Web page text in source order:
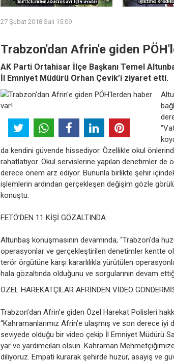
27 Şubat 2018 Salı 15:09
Trabzon'dan Afrin'e giden
AK Parti Ortahisar İlçe Başkanı Temel
İl Emniyet Müdürü Orhan Çevik’i ziyaret etti.
da kendini güvende hissediyor. Özellikle okul
rahatlatıyor. Okul servislerine yapılan denetimler de
derece önem arz ediyor. Bununla birlikte şehir
işlemlerin ardından gerçekleşen değişim gözle
konuştu.
FETÖ’DEN 11 KİŞİ GÖZALTINDA
Altunbaş konuşmasının devamında, “Trabzon’da
operasyonlar ve gerçekleştirilen denetimler kentte
terör örgütüne karşı kararlılıkla yürütülen
hala gözaltında olduğunu ve sorgularının devam
ÖZEL HAREKATÇILAR AFRİNDEN VİDEO
Trabzon’dan Afrin’e giden Özel Harekat Polisleri
“Kahramanlarımız Afrin’e ulaşmış ve son derece
seviyede olduğu bir video çekip İl Emniyet Müdürü
yar ve yardımcıları olsun. Kahraman
diliyoruz. Empati kurarak şehirde huzur, asayiş ve